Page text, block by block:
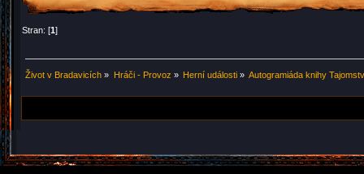
Stran: [1]
Život v Bradavicích » Hráči - Provoz » Herní události» Autogramiáda knihy